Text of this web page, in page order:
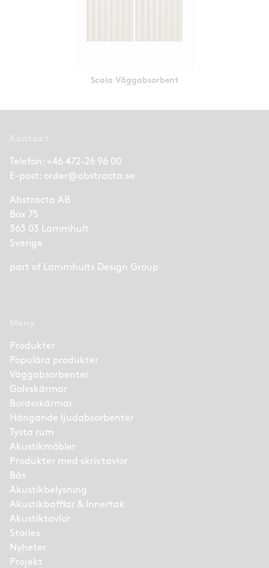
Scala Väggabsorbent
Telefon: +46 472-26 96 00
E-post: order@abstracta.se
Abstracta AB
Box 75
363 03 Lammhult
Sverige
part of Lammhults Design Group
Produkter
Populära produkter
Väggabsorbenter
Golvskärmar
Bordsskärmar
Hängande ljudabsorbenter
Tysta rum
Akustikmöbler
Produkter med skrivtavlor
Bås
Akustikbelysning
Akustikbafflar & Innertak
Akustiktavlor
Stories
Nyheter
Projekt